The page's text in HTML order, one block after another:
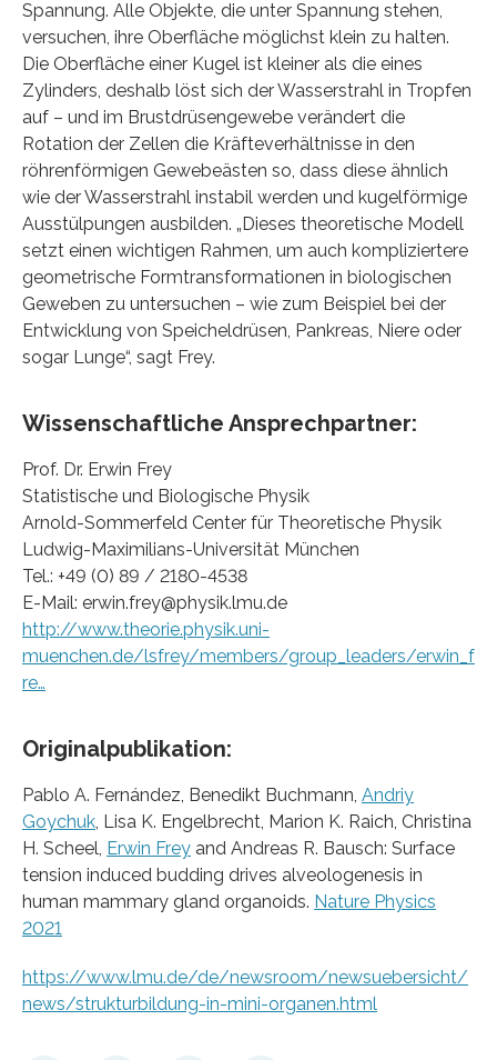
Spannung. Alle Objekte, die unter Spannung stehen,
versuchen, ihre Oberfläche möglichst klein zu halten.
Die Oberfläche einer Kugel ist kleiner als die eines
Zylinders, deshalb löst sich der Wasserstrahl in Tropfen
auf – und im Brustdrüsengewebe verändert die
Rotation der Zellen die Kräfteverhältnisse in den
röhrenförmigen Gewebeästen so, dass diese ähnlich
wie der Wasserstrahl instabil werden und kugelförmige
Ausstülpungen ausbilden. „Dieses theoretische Modell
setzt einen wichtigen Rahmen, um auch kompliziertere
geometrische Formtransformationen in biologischen
Geweben zu untersuchen – wie zum Beispiel bei der
Entwicklung von Speicheldrüsen, Pankreas, Niere oder
sogar Lunge“, sagt Frey.
Wissenschaftliche Ansprechpartner:
Prof. Dr. Erwin Frey
Statistische und Biologische Physik
Arnold-Sommerfeld Center für Theoretische Physik
Ludwig-Maximilians-Universität München
Tel.: +49 (0) 89 / 2180-4538
E-Mail: erwin.frey@physik.lmu.de
http://www.theorie.physik.uni-
muenchen.de/lsfrey/members/group_leaders/erwin_f
re…
Originalpublikation:
Pablo A. Fernández, Benedikt Buchmann, Andriy
Goychuk, Lisa K. Engelbrecht, Marion K. Raich, Christina
H. Scheel, Erwin Frey and Andreas R. Bausch: Surface
tension induced budding drives alveologenesis in
human mammary gland organoids. Nature Physics
2021
https://www.lmu.de/de/newsroom/newsuebersicht/
news/strukturbildung-in-mini-organen.html